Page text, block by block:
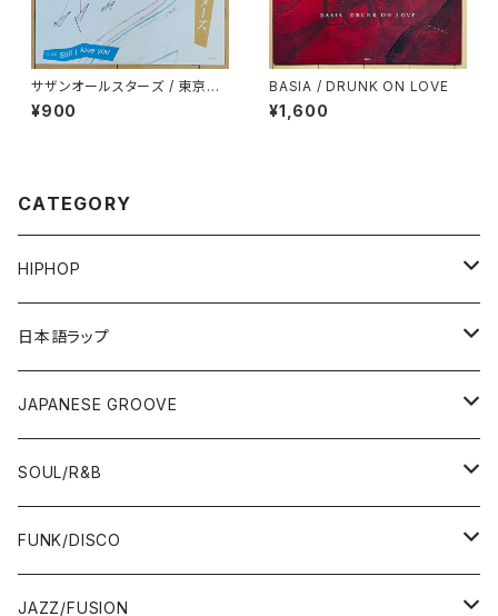
サザンオールスターズ / 東京シ
ャッフル
¥900
BASIA / DRUNK ON LOVE
¥1,600
CATEGORY
HIPHOP
12"/7"
80'S OLD SCHOOL
EARLY 90'S MIDDLE〜NEW SCHOOL
LP
80'S OLD SCHOOL
EARLY 90'S MIDDLE〜NEW SCHOOL
日本語ラップ
12"/7"
80'S OLD SCHOOL〜EARLY 90'S
MID〜LATE 90'S
LP
80'S OLD SCHOOL〜EARLY 90'S
MID〜LATE 90'S
CD/TAPE
CD-R/DEMO/SAMPLE
JAPANESE GROOVE
LP
60'S/70'S
80'S
7"/12"
60'S/70'S
SOUL/R&B
LP
60'S/70'S
12"/7"
FUNK/DISCO
LP
JAZZ/FUSION